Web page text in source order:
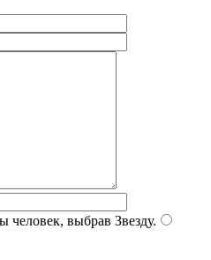
человек, выбрав Звезду.